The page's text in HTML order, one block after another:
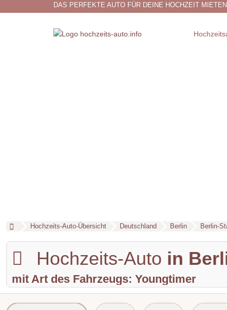
DAS PERFEKTE AUTO FÜR DEINE HOCHZEIT
Hochzeits-Auto-Übersicht Deutschland Berlin Berlin-
Hochzeits-Auto in
mit Art des Fahrzeugs: Youngtimer